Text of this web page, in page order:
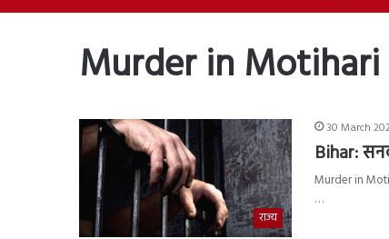
Murder in Motihari
राज्य
30 March
Bihar:
Murder in
…